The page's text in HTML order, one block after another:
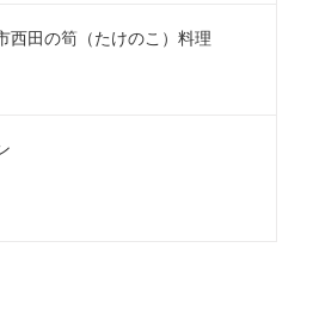
西田の筍（たけのこ）料理